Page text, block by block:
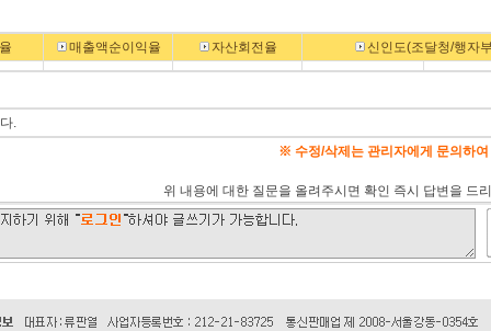
매출액순이익율 자산회전율 신인도(조달청/행자
.
※ 수정/삭제는 관리자에게 문의하여
위 내용에 대한 질문을 올려주시면 확인 즉시 답변을 드